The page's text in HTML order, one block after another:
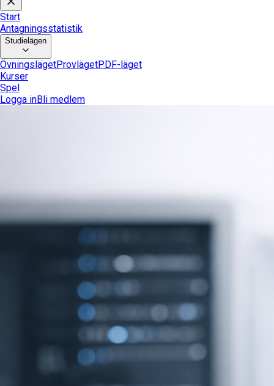
Start
Antagningsstatistik
Studielägen
ÖvningslägetProvlägetPDF-läget
Kurser
Spel
Logga inBli medlem